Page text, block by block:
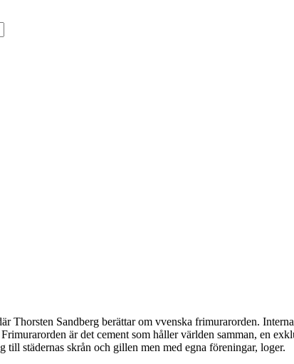
Thorsten Sandberg berättar om vvenska frimurarorden.
är det cement som håller världen samman, en
till städernas skrån och gillen men med egna föreningar, loger.